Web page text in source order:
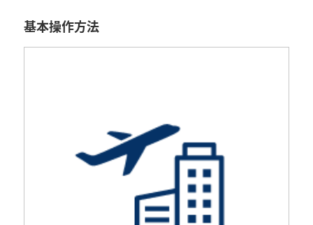
基本操作方法